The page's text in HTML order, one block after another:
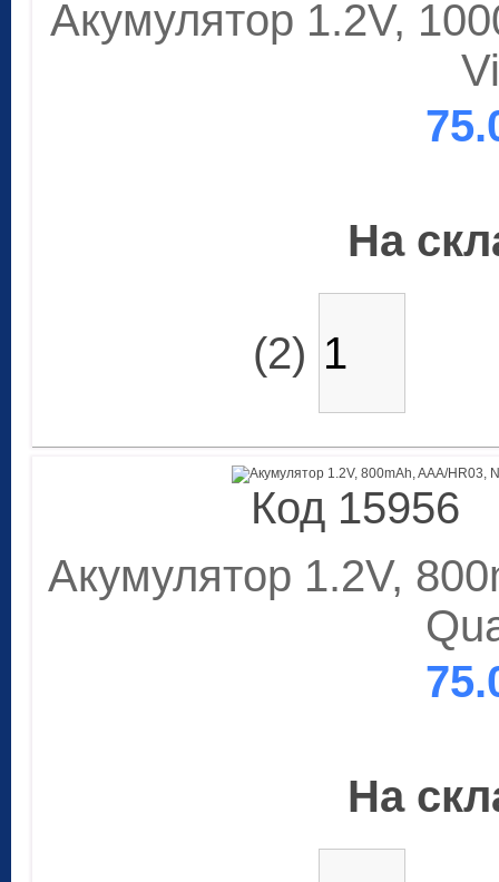
Акумулятор 1.2V,
На
(2)
Код 15956
Акумулятор 1.2V,
На